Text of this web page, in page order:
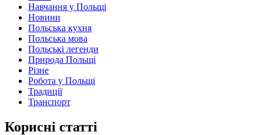
Навчання у Польщі
Новини
Польська кухня
Польська мова
Польські легенди
Природа Польщі
Різне
Робота у Польщі
Традиції
Транспорт
Корисні статті